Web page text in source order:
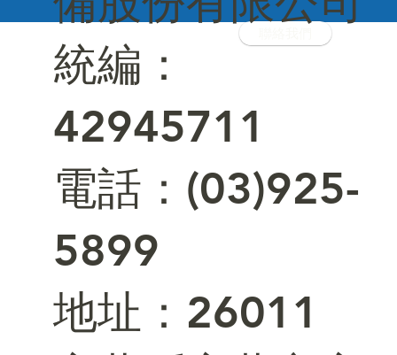
統編：
42945711
電話：(03)925-
5899
​地址：26011